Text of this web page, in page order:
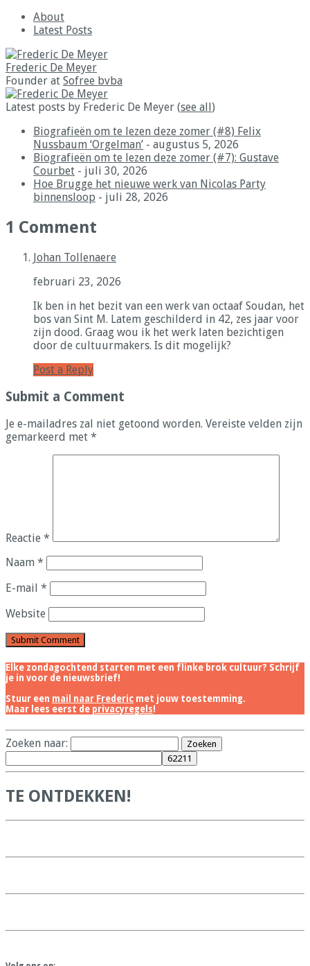
About
Latest Posts
Frederic De Meyer
Founder at Sofree bvba
Latest posts by Frederic De Meyer (see all )
Biografieën om te lezen deze zomer (#8) Felix
Nussbaum ‘Orgelman’ - augustus 5, 2026
Biografieën om te lezen deze zomer (#7): Gustave
Courbet - juli 30, 2026
Hoe Brugge het nieuwe werk van Nicolas Party
binnensloop - juli 28, 2026
1 Comment
Johan Tollenaere
februari 23, 2026
Ik ben in het bezit van een werk van octaaf Soudan, het
bos van Sint M. Latem geschilderd in 42, zes jaar voor
zijn dood. Graag wou ik het werk laten bezichtigen
door de cultuurmakers. Is dit mogelijk?
Post a Reply
Submit a Comment
Je e-mailadres zal niet getoond worden. Vereiste velden zijn
gemarkeerd met *
Reactie *
Naam *
E-mail *
Website
Elke zondagochtend starten met een flinke brok cultuur? Schrijf
je in voor de nieuwsbrief!
Stuur een mail naar Frederic met jouw toestemming.
Maar lees eerst de privacyregels!
Zoeken naar:
TE ONTDEKKEN!